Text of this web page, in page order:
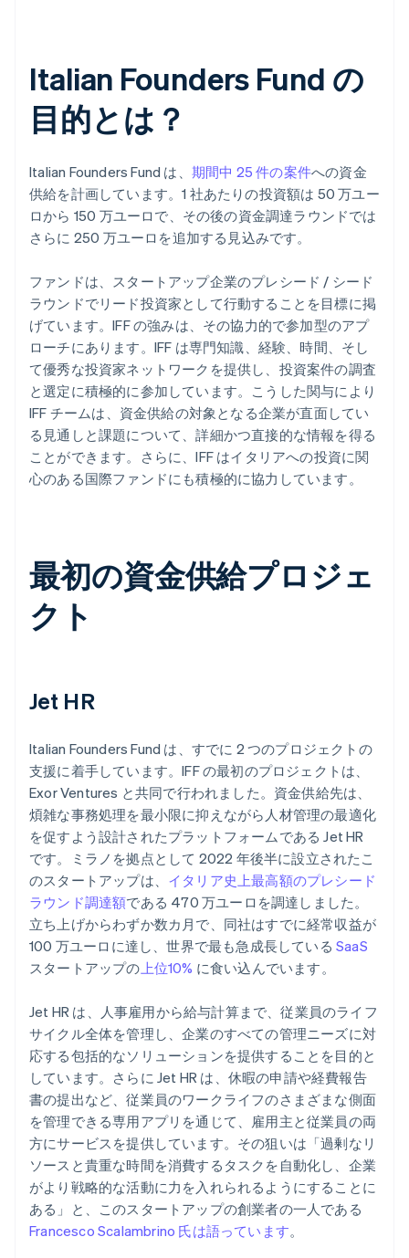
Italian Founders Fund の
目的とは？
Italian Founders Fund は、 期間中 25 件の案件への資金
供給を計画しています。1 社あたりの投資額は 50 万ユー
ロから 150 万ユーロで、その後の資金調達ラウンドでは
さらに 250 万ユーロを追加する見込みです。
ファンドは、スタートアップ企業のプレシード / シード
ラウンドでリード投資家として行動することを目標に掲
げています。IFF の強みは、その協力的で参加型のアプ
ローチにあります。IFF は専門知識、経験、時間、そし
て優秀な投資家ネットワークを提供し、投資案件の調査
と選定に積極的に参加しています。こうした関与により
IFF チームは、資金供給の対象となる企業が直面してい
る見通しと課題について、詳細かつ直接的な情報を得る
ことができます。さらに、IFF はイタリアへの投資に関
心のある国際ファンドにも積極的に協力しています。
最初の資金供給プロジェ
クト
Jet HR
Italian Founders Fund は、すでに 2 つのプロジェクトの
支援に着手しています。IFF の最初のプロジェクトは、
Exor Ventures と共同で行われました。資金供給先は、
煩雑な事務処理を最小限に抑えながら人材管理の最適化
を促すよう設計されたプラットフォームである Jet HR
です。ミラノを拠点として 2022 年後半に設立されたこ
のスタートアップは、 イタリア史上最高額のプレシード
ラウンド調達額である 470 万ユーロを調達しました。
立ち上げからわずか数カ月で、同社はすでに経常収益が
100 万ユーロに達し、世界で最も急成長している SaaS
スタートアップの上位10% に食い込んでいます。
Jet HR は、人事雇用から給与計算まで、従業員のライフ
サイクル全体を管理し、企業のすべての管理ニーズに対
応する包括的なソリューションを提供することを目的と
しています。さらに Jet HR は、休暇の申請や経費報告
書の提出など、従業員のワークライフのさまざまな側面
を管理できる専用アプリを通じて、雇用主と従業員の両
方にサービスを提供しています。その狙いは「過剰なリ
ソースと貴重な時間を消費するタスクを自動化し、企業
がより戦略的な活動に力を入れられるようにすることに
ある」と、このスタートアップの創業者の一人である
Francesco Scalambrino 氏は語っています。